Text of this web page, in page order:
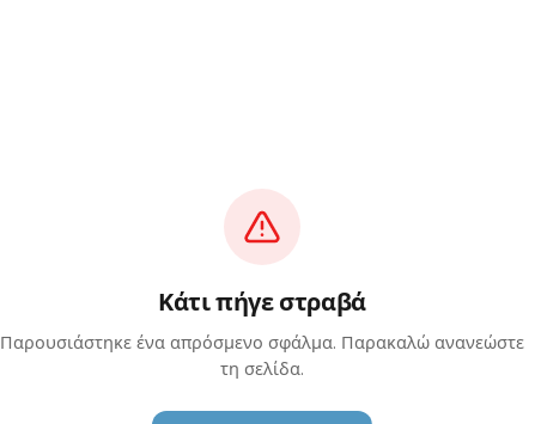
Κάτι πήγε στραβά
Παρουσιάστηκε ένα απρόσμενο σφάλμα. Παρακαλώ ανανεώστε
τη σελίδα.